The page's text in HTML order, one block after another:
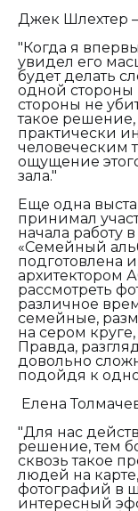
Джек Шлехтер
"Когда я
увидел его
будет делать
одной стороны
стороны не
такое решение,
практически
человеческим
ощущение
зала."
Еще одна
принимал
начала работу
«Семейный
подготовлена
архитектором
рассмотреть
различное
семейные,
на сером
Правда,
довольно
подойдя к
Елена
"Для нас
решение, тем
сквозь такое
людей на
фотографий в
интересный